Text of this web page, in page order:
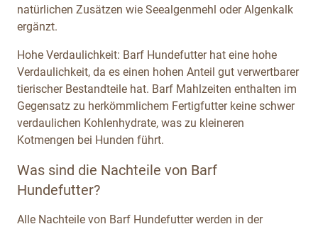
natürlichen Zusätzen wie Seealgenmehl oder Algenkalk
ergänzt.
Hohe Verdaulichkeit: Barf Hundefutter hat eine hohe
Verdaulichkeit, da es einen hohen Anteil gut verwertbarer
tierischer Bestandteile hat. Barf Mahlzeiten enthalten im
Gegensatz zu herkömmlichem Fertigfutter keine schwer
verdaulichen Kohlenhydrate, was zu kleineren
Kotmengen bei Hunden führt.
Was sind die Nachteile von Barf
Hundefutter?
Alle Nachteile von Barf Hundefutter werden in der